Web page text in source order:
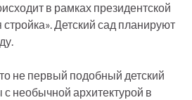
в рамках президентской
Детский сад планируют
не первый подобный детский
необычной архитектурой в